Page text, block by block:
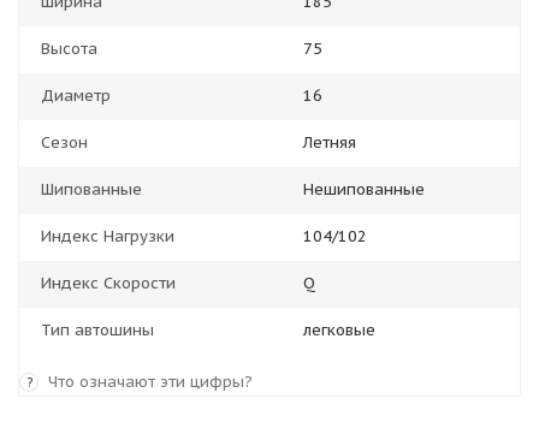
Высота 75
Диаметр 16
Сезон Летняя
Шипованные Нешипованные
Индекс Нагрузки 104/102
Индекс Скорости Q
Тип автошины легковые
? Что означают эти цифры?